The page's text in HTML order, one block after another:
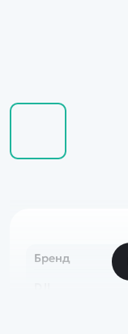
Бренд